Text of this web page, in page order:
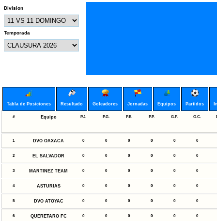
Division
Temporada
Tabla de Posiciones Resultado Goleadores Jornadas Equipos Partidos
# Equipo P.J. P.G. P.E. P.P. G.F. G.C.
1 DVO OAXACA 0 0 0 0 0 0
2 EL SALVADOR 0 0 0 0 0 0
3 MARTINEZ TEAM 0 0 0 0 0 0
4 ASTURIAS 0 0 0 0 0 0
5 DVO ATOYAC 0 0 0 0 0 0
6 QUERETARO FC 0 0 0 0 0 0